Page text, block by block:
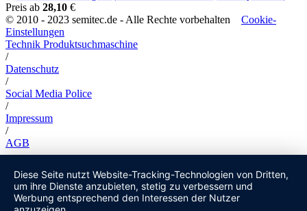
Preis ab 28,10 €
© 2010 - 2023 semitec.de - Alle Rechte vorbehalten Cookie-
Einstellungen
Technik Produktsuchmaschine
/
Datenschutz
/
Social Media Police
/
Impressum
/
AGB
Diese Seite nutzt Website-Tracking-Technologien von Dritten,
um ihre Dienste anzubieten, stetig zu verbessern und
Werbung entsprechend den Interessen der Nutzer